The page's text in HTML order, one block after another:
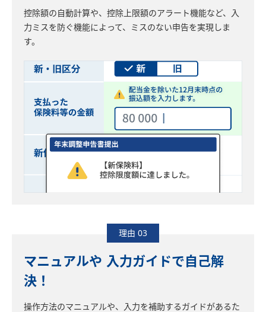
控除額の自動計算や、控除上限額のアラート機能など、入
力ミスを防ぐ機能によって、ミスのない申告を実現しま
す。
理由 03
マニュアルや 入力ガイドで自己解
決！
操作方法のマニュアルや、入力を補助するガイドがあるた